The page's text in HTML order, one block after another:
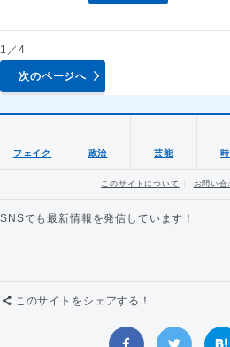
1／4
次のページへ
フェイク 政治 芸能
このサイトについて お問い合
SNSでも最新情報を発信しています！
このサイトをシェアする！